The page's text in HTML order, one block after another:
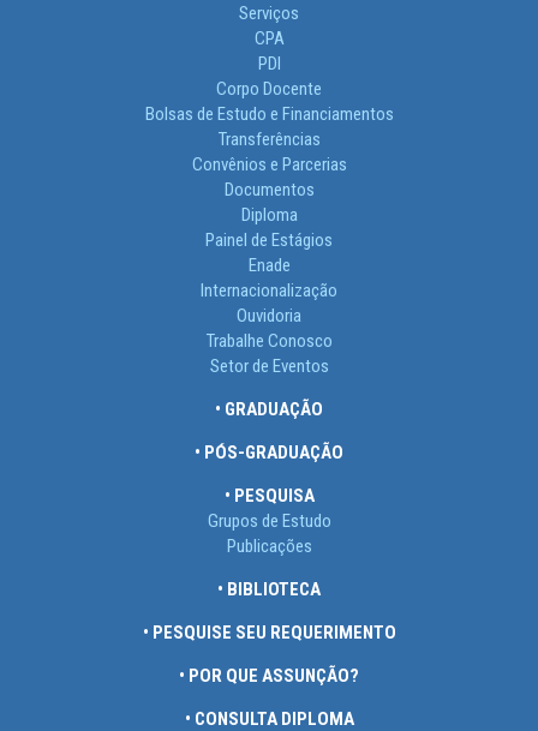
Serviços
CPA
PDI
Corpo Docente
Bolsas de Estudo e Financiamentos
Transferências
Convênios e Parcerias
Documentos
Diploma
Painel de Estágios
Enade
Internacionalização
Ouvidoria
Trabalhe Conosco
Setor de Eventos
• GRADUAÇÃO
• PÓS-GRADUAÇÃO
• PESQUISA
Grupos de Estudo
Publicações
• BIBLIOTECA
• PESQUISE SEU REQUERIMENTO
• POR QUE ASSUNÇÃO?
• CONSULTA DIPLOMA